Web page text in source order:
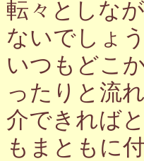
転々としな
ないでしょ
いつもどこ
ったりと流
介できれば
もまともに